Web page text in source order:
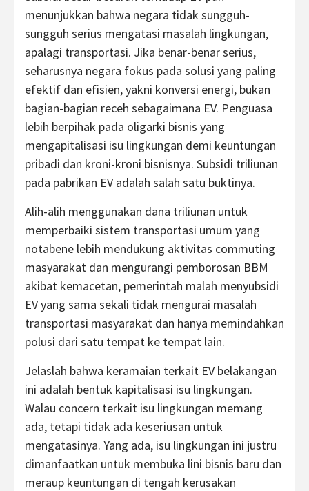
menunjukkan bahwa negara tidak sungguh-
sungguh serius mengatasi masalah lingkungan,
apalagi transportasi. Jika benar-benar serius,
seharusnya negara fokus pada solusi yang paling
efektif dan efisien, yakni konversi energi, bukan
bagian-bagian receh sebagaimana EV. Penguasa
lebih berpihak pada oligarki bisnis yang
mengapitalisasi isu lingkungan demi keuntungan
pribadi dan kroni-kroni bisnisnya. Subsidi triliunan
pada pabrikan EV adalah salah satu buktinya.
Alih-alih menggunakan dana triliunan untuk
memperbaiki sistem transportasi umum yang
notabene lebih mendukung aktivitas commuting
masyarakat dan mengurangi pemborosan BBM
akibat kemacetan, pemerintah malah menyubsidi
EV yang sama sekali tidak mengurai masalah
transportasi masyarakat dan hanya memindahkan
polusi dari satu tempat ke tempat lain.
Jelaslah bahwa keramaian terkait EV belakangan
ini adalah bentuk kapitalisasi isu lingkungan.
Walau concern terkait isu lingkungan memang
ada, tetapi tidak ada keseriusan untuk
mengatasinya. Yang ada, isu lingkungan ini justru
dimanfaatkan untuk membuka lini bisnis baru dan
meraup keuntungan di tengah kerusakan